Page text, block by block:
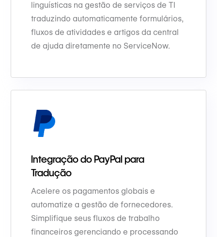
linguísticas na gestão de serviços de TI
traduzindo automaticamente formulários,
fluxos de atividades e artigos da central
de ajuda diretamente no ServiceNow.
Integração do PayPal para
Tradução
Acelere os pagamentos globais e
automatize a gestão de fornecedores.
Simplifique seus fluxos de trabalho
financeiros gerenciando e processando